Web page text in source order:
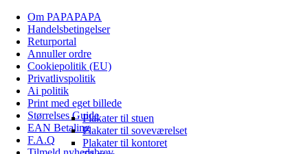
Plakater til stuen
Plakater til soveværelset
Plakater til kontoret
Om PAPAPAPA
Handelsbetingelser
Returportal
Annuller ordre
Cookiepolitik (EU)
Privatlivspolitik
Ai politik
Print med eget billede
Størrelses Guide
EAN Betaling
F.A.Q